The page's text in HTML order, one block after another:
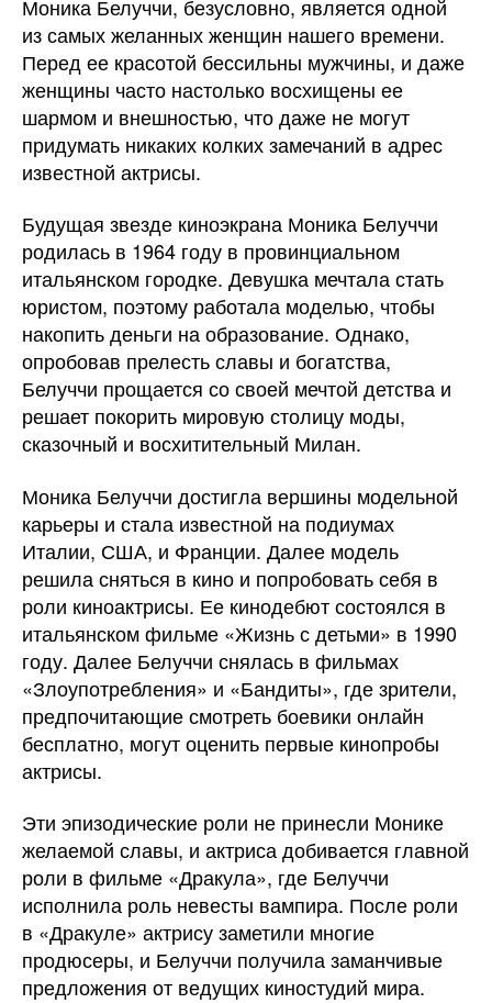
Моника Белуччи, безусловно, является одной
из самых желанных женщин нашего времени.
Перед ее красотой бессильны мужчины, и даже
женщины часто настолько восхищены ее
шармом и внешностью, что даже не могут
придумать никаких колких замечаний в адрес
известной актрисы.
Будущая звезде киноэкрана Моника Белуччи
родилась в 1964 году в провинциальном
итальянском городке. Девушка мечтала стать
юристом, поэтому работала моделью, чтобы
накопить деньги на образование. Однако,
опробовав прелесть славы и богатства,
Белуччи прощается со своей мечтой детства и
решает покорить мировую столицу моды,
сказочный и восхитительный Милан.
Моника Белуччи достигла вершины модельной
карьеры и стала известной на подиумах
Италии, США, и Франции. Далее модель
решила сняться в кино и попробовать себя в
роли киноактрисы. Ее кинодебют состоялся в
итальянском фильме «Жизнь с детьми» в 1990
году. Далее Белуччи снялась в фильмах
«Злоупотребления» и «Бандиты», где зрители,
предпочитающие смотреть боевики онлайн
бесплатно, могут оценить первые кинопробы
актрисы.
Эти эпизодические роли не принесли Монике
желаемой славы, и актриса добивается главной
роли в фильме «Дракула», где Белуччи
исполнила роль невесты вампира. После роли
в «Дракуле» актрису заметили многие
продюсеры, и Белуччи получила заманчивые
предложения от ведущих киностудий мира.